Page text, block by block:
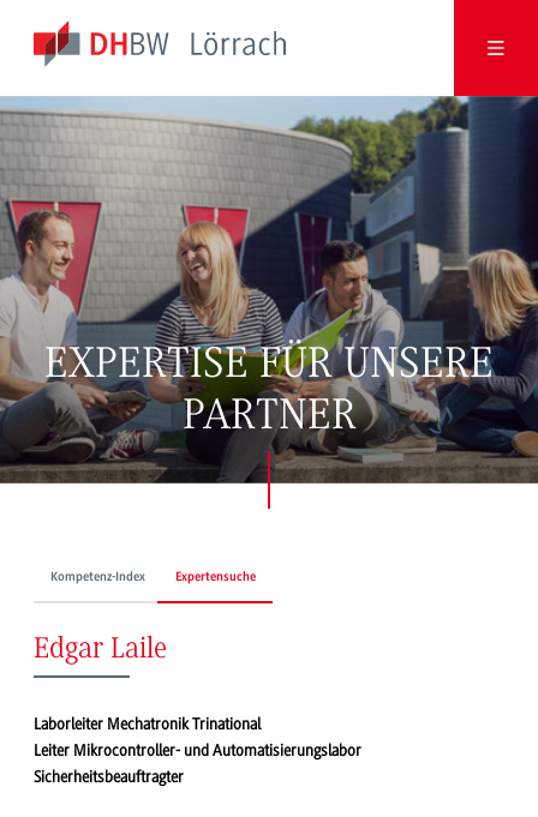
EXPERTISE FÜR UNSERE
PARTNER
Kompetenz-Index Expertensuche
Edgar Laile
Laborleiter Mechatronik Trinational
Leiter Mikrocontroller- und Automatisierungslabor
Sicherheitsbeauftragter